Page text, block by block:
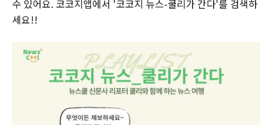
수 있어요. 코코지앱에서 '코코지 뉴스-쿨리가 간다'를 검색하
세요!!